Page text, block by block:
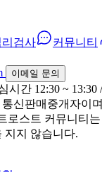
리검사 커뮤니티
이메일 문의
시간 12:30 ~
신판매중개자이
로스트 커뮤니티
지지 않습니다.